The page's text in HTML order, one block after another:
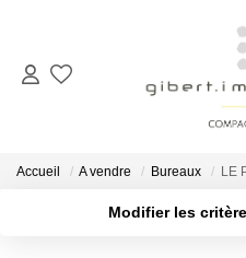
Accueil A vendre Bureaux LE
Modifier les